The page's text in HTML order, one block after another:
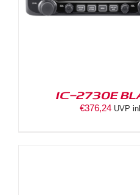
IC-2730E
€376,24 UVP